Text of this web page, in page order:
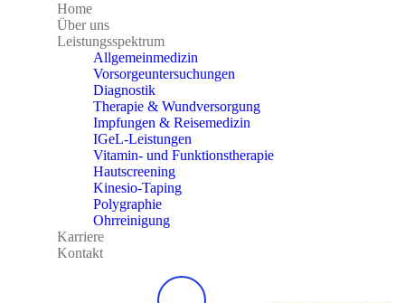
Home
Über uns
Leistungsspektrum
Allgemeinmedizin
Vorsorgeuntersuchungen
Diagnostik
Therapie & Wundversorgung
Impfungen & Reisemedizin
IGeL-Leistungen
Vitamin- und Funktionstherapie
Hautscreening
Kinesio-Taping
Polygraphie
Ohrreinigung
Karriere
Kontakt